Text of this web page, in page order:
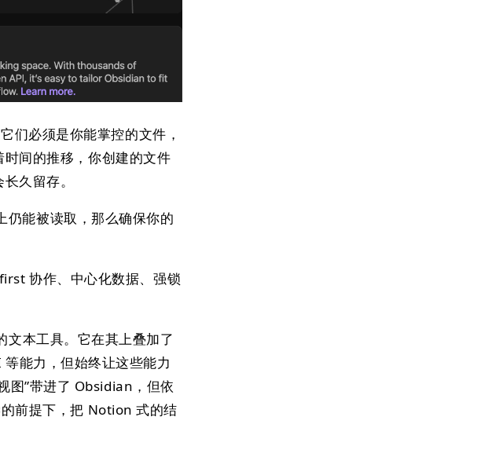
们必须是你能掌控的文件，
间的推移，你创建的文件
久留存。
能被读取，那么确保你的
协作、中心化数据、强锁
文本工具。它在其上叠加了
能力，但始终让这些能力
图”带进了 Obsidian，但依
前提下，把 Notion 式的结